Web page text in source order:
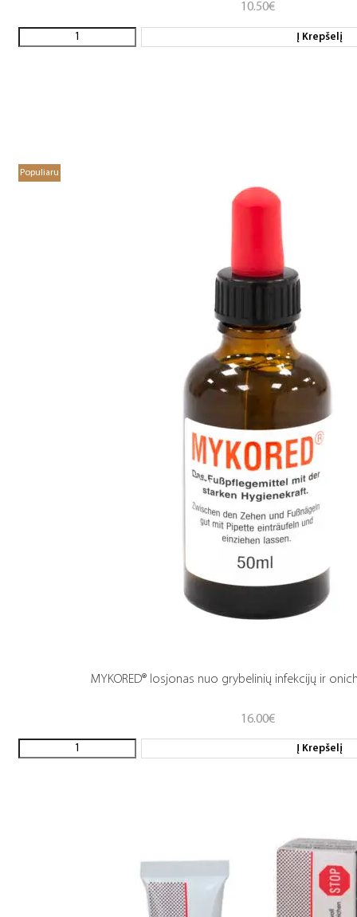
10.50€
Į Krepšelį
Populiaru
MYKORED® losjonas nuo grybelinių infekcijų ir
16.00€
Į Krepšelį